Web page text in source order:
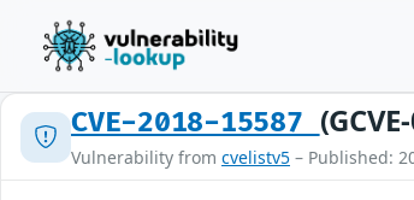
CVE-2018-15587
Vulnerability from cvelistv5 – Published: